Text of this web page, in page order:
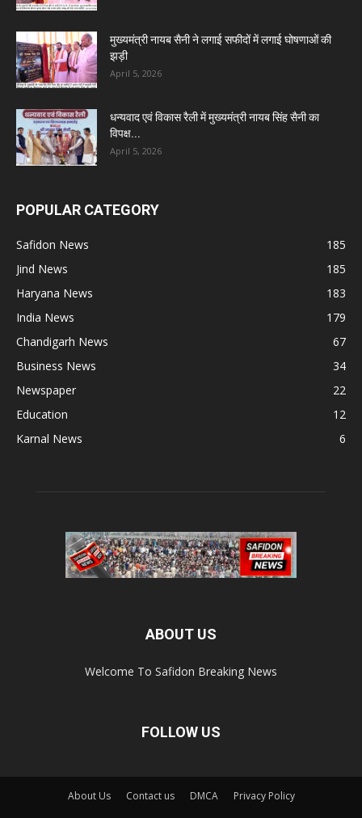
मुख्यमंत्री नायब सैनी ने लगाई सफीदों में लगाई घोषणाओं की
झड़ी
April 5, 2026
धन्यवाद एवं विकास रैली में मुख्यमंत्री नायब सिंह सैनी का
विपक्ष...
April 5, 2026
POPULAR CATEGORY
Safidon News
185
Jind News
185
Haryana News
183
India News
179
Chandigarh News
67
Business News
34
Newspaper
22
Education
12
Karnal News
6
ABOUT US
Welcome To Safidon Breaking News
FOLLOW US
About Us Contact us DMCA Privacy Policy